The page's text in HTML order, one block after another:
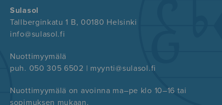
Sulasol
Tallberginkatu 1 B, 00180 Helsinki
info@sulasol.fi
Nuottimyymälä
puh. 050 305 6502 | myynti@sulasol.fi
Nuottimyymälä on avoinna ma–pe klo 10–16 tai
sopimuksen mukaan.